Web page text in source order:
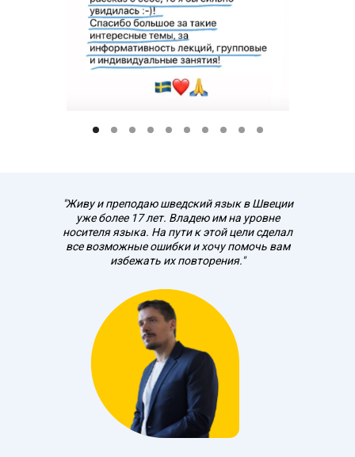
"Живу и преподаю шведский язык в Швеции
уже более 17 лет. Владею им на уровне
носителя языка. На пути к этой цели сделал
все возможные ошибки и хочу помочь вам
избежать их повторения."